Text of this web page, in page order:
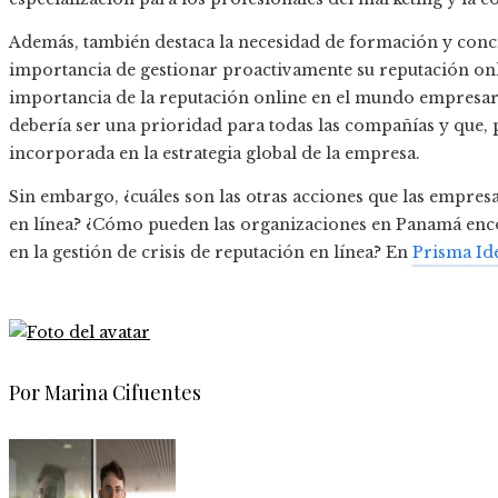
Además, también destaca la necesidad de formación y
importancia de gestionar proactivamente su reputación
importancia de la reputación online en el mundo
debería ser una prioridad para todas las compañías y que,
incorporada en la estrategia global de la empresa.
Sin embargo, ¿cuáles son las otras acciones que las
en línea? ¿Cómo pueden las organizaciones en Panamá
en la gestión de crisis de reputación en línea? En Prisma
Por Marina Cifuentes